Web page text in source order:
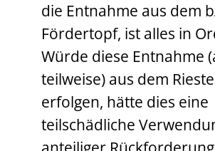
die Entnahme aus dem
Fördertopf, ist alles in
Würde diese Entnahme
teilweise) aus dem
erfolgen, hätte dies eine
teilschädliche